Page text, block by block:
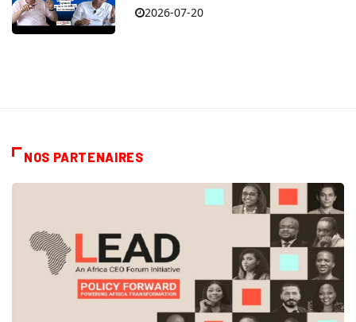
2026-07-20
NOS PARTENAIRES